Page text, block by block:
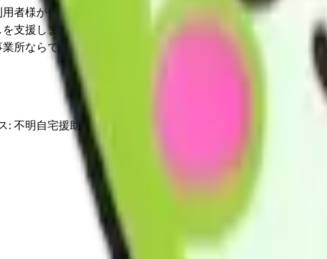
者様が住み慣れた地域やご自宅で安心して生活を継続でき
支援します。また、利用者様やご家族の思いに寄り添い、
所ならではの機動力を活かし、利用者様の状況変化にも柔軟
: 不明 自宅援助 : 不明